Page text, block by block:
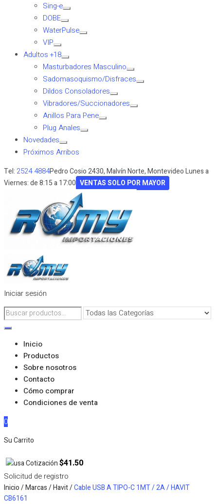
Sing-e
DOBE
WaterPulse
VIP
Adultos +18
Masturbadores Masculino
Sadomasoquismo/Disfraces
Dildos Consoladores
Vibradores/Succionadores
Anillos Para Pene
Plug Anales
Novedades
Próximos Arribos
Tel: 2524 4884Pedro Cosio 2430, Malvín Norte, MontevideoLunes a
Viernes: de 8:15 a 17:00 VENTAS SOLO POR MAYOR
Iniciar sesión
Inicio
Productos
Sobre nosotros
Contacto
Cómo comprar
Condiciones de venta
0
Su Carrito
Cotización$41.50
Solicitud de registro
Inicio/Marcas/Havit/Cable USB A TIPO-C 1MT / 2A / HAVIT
CB6161